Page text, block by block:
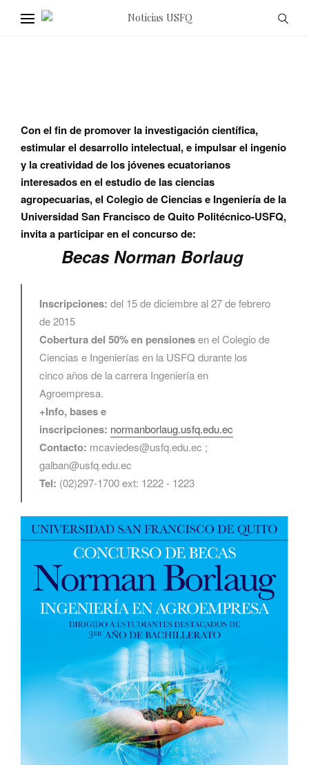
Con el fin de promover la investigación científica,
estimular el desarrollo intelectual, e impulsar el ingenio
y la creatividad de los jóvenes ecuatorianos
interesados en el estudio de las ciencias
agropecuarias, el Colegio de Ciencias e Ingeniería de la
Universidad San Francisco de Quito Politécnico-USFQ,
invita a participar en el concurso de:
Becas Norman Borlaug
Inscripciones: del 15 de diciembre al 27 de febrero
de 2015
Cobertura del 50% en pensionesen el Colegio de
Ciencias e Ingenierías en la USFQ durante los
cinco años de la carrera Ingeniería en
Agroempresa.
+Info, bases e
inscripciones: normanborlaug.usfq.edu.ec
Contacto: mcaviedes@usfq.edu.ec ;
galban@usfq.edu.ec
Tel: (02)297-1700 ext: 1222 - 1223